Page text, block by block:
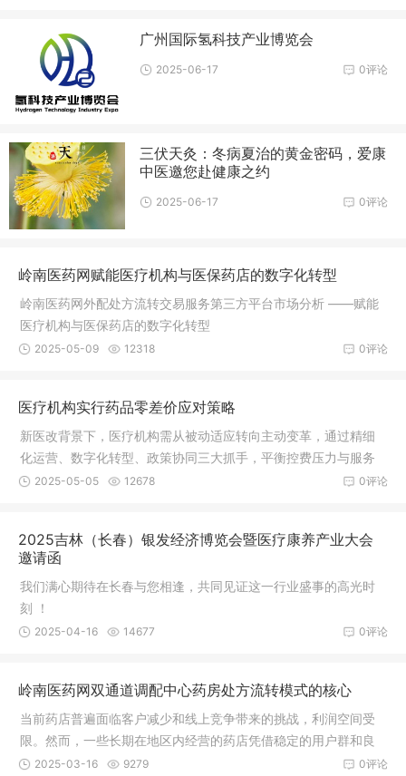
广州国际氢科技产业博览会
0评论
2025-06-17
三伏天灸：冬病夏治的黄金密码，爱康
中医邀您赴健康之约
0评论
2025-06-17
岭南医药网赋能医疗机构与医保药店的数字化转型
岭南医药网外配处方流转交易服务第三方平台市场分析 ——赋能
医疗机构与医保药店的数字化转型
0评论
2025-05-09 12318
医疗机构实行药品零差价应对策略
新医改背景下，医疗机构需从被动适应转向主动变革，通过精细
化运营、数字化转型、政策协同三大抓手，平衡控费压力与服务
质量，最终实现可持续发展。建议优先落地供应链优化与绩效考
0评论
2025-05-05 12678
2025吉林（长春）银发经济博览会暨医疗康养产业大会
邀请函
我们满心期待在长春与您相逢，共同见证这一行业盛事的高光时
刻 ！
0评论
2025-04-16 14677
岭南医药网双通道调配中心药房处方流转模式的核心
当前药店普遍面临客户减少和线上竞争带来的挑战，利润空间受
限。然而，一些长期在地区内经营的药店凭借稳定的用户群和良
好口碑，仍具有潜在优势。为了促进这些药店的发展，我们鼓励
0评论
2025-03-16 9279